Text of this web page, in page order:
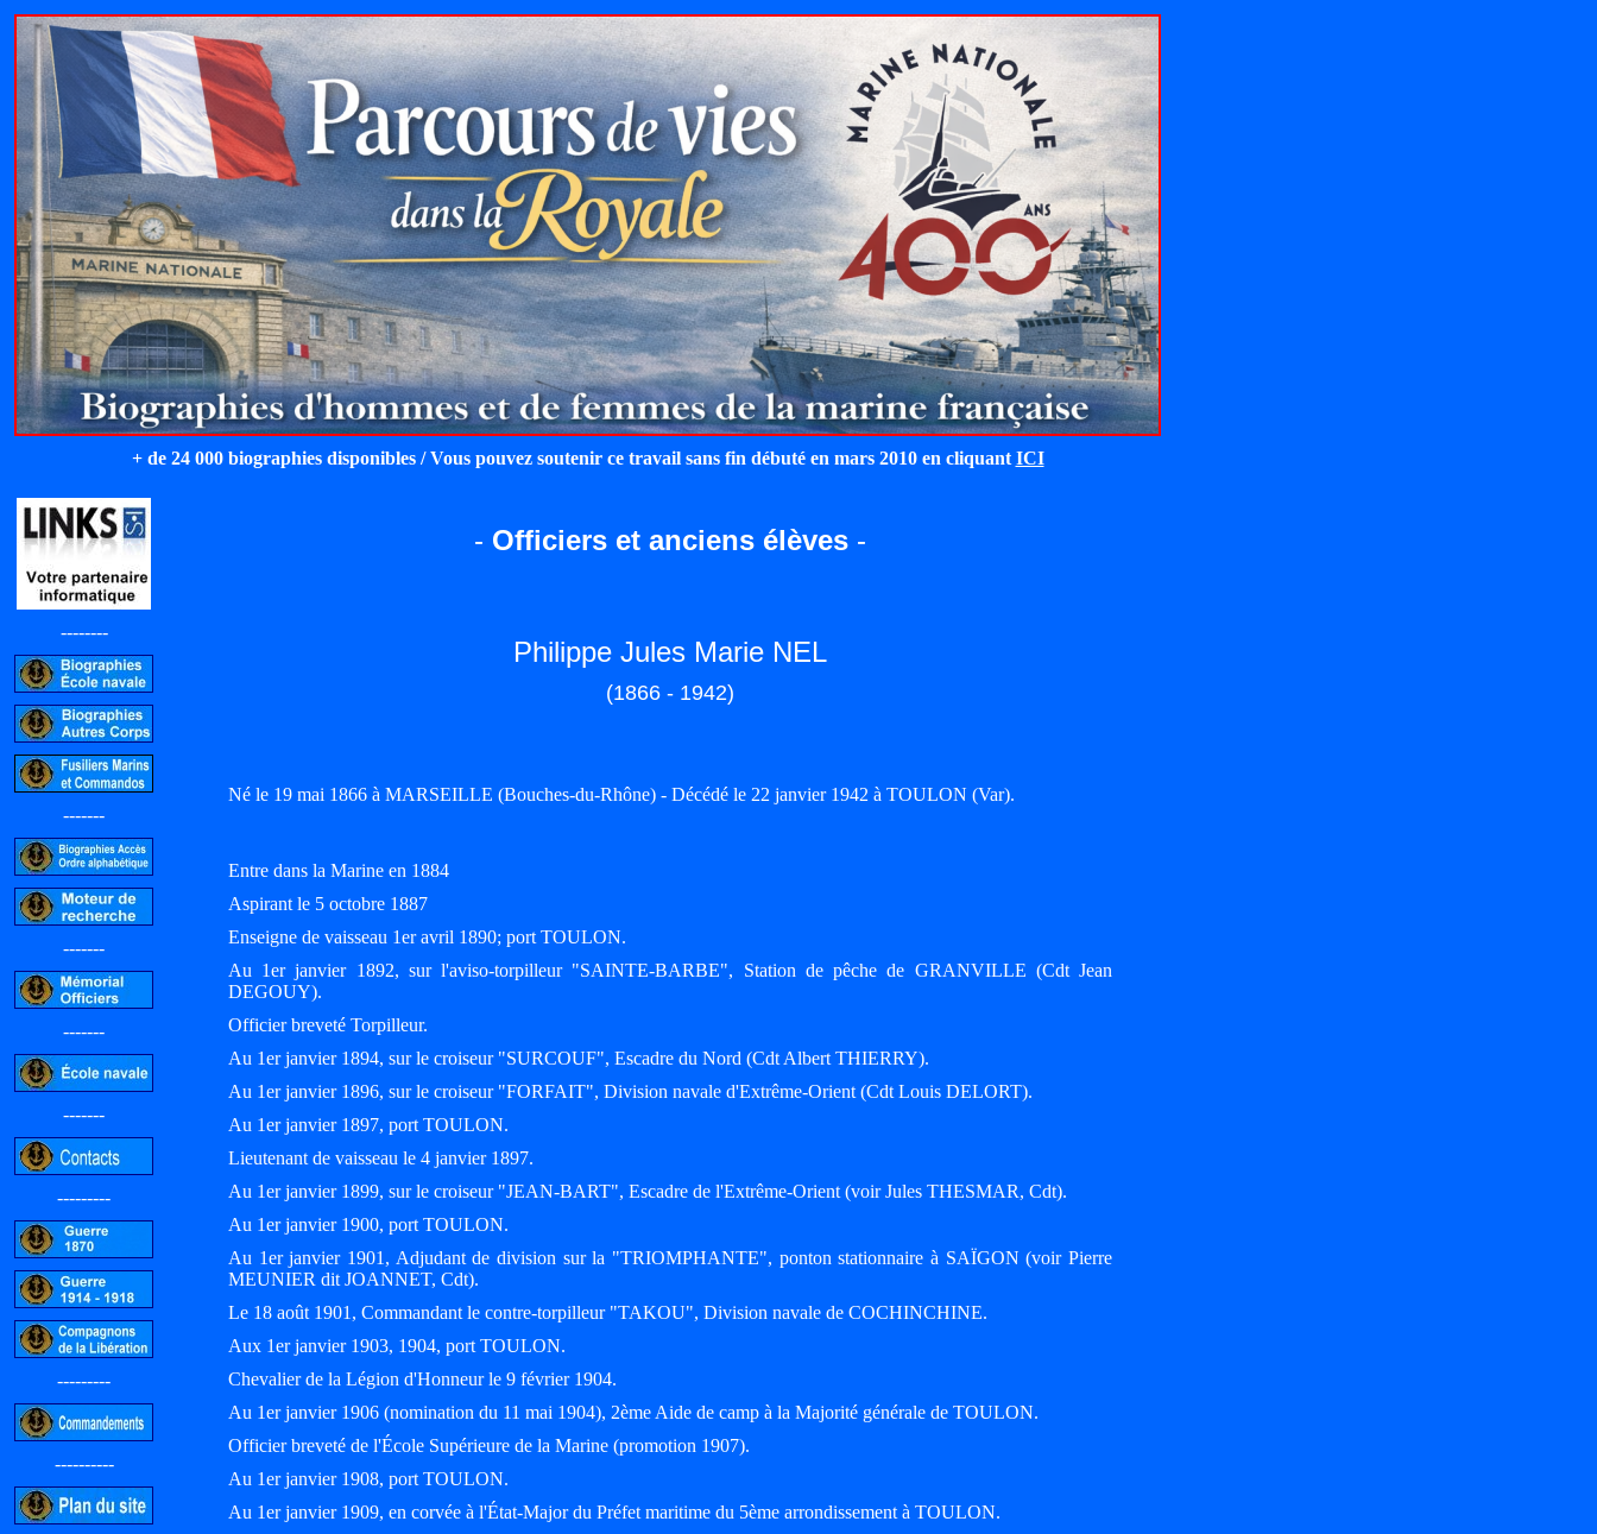
+ de 24 000 biographies disponibles / Vous pouvez soutenir ce travail sans fin débuté en mars 2010 en cliquant ICI
--------
-------
-------
-------
-------
---------
---------
----------
- Officiers et anciens élèves -
Philippe Jules Marie NEL
(1866 - 1942)
Né le 19 mai 1866 à MARSEILLE (Bouches-du-Rhône) - Décédé le 22 janvier 1942 à TOULON (Var).
Entre dans la Marine en 1884
Aspirant le 5 octobre 1887
Enseigne de vaisseau 1er avril 1890; port TOULON.
Au 1er janvier 1892, sur l'aviso-torpilleur "SAINTE-BARBE", Station de pêche de GRANVILLE (Cdt Jean
DEGOUY).
Officier breveté Torpilleur.
Au 1er janvier 1894, sur le croiseur "SURCOUF", Escadre du Nord (Cdt Albert THIERRY).
Au 1er janvier 1896, sur le croiseur "FORFAIT", Division navale d'Extrême-Orient (Cdt Louis DELORT).
Au 1er janvier 1897, port TOULON.
Lieutenant de vaisseau le 4 janvier 1897.
Au 1er janvier 1899, sur le croiseur "JEAN-BART", Escadre de l'Extrême-Orient (voir Jules THESMAR, Cdt).
Au 1er janvier 1900, port TOULON.
Au 1er janvier 1901, Adjudant de division sur la "TRIOMPHANTE", ponton stationnaire à SAÏGON (voir Pierre
MEUNIER dit JOANNET, Cdt).
Le 18 août 1901, Commandant le contre-torpilleur "TAKOU", Division navale de COCHINCHINE.
Aux 1er janvier 1903, 1904, port TOULON.
Chevalier de la Légion d'Honneur le 9 février 1904.
Au 1er janvier 1906 (nomination du 11 mai 1904), 2ème Aide de camp à la Majorité générale de TOULON.
Officier breveté de l'École Supérieure de la Marine (promotion 1907).
Au 1er janvier 1908, port TOULON.
Au 1er janvier 1909, en corvée à l'État-Major du Préfet maritime du 5ème arrondissement à TOULON.